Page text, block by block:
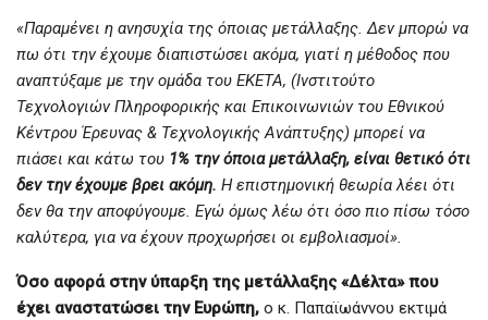
«Παραμένει η ανησυχία της όποιας μετάλλαξης. Δεν μπορώ να
πω ότι την έχουμε διαπιστώσει ακόμα, γιατί η μέθοδος που
αναπτύξαμε με την ομάδα του ΕΚΕΤΑ, (Ινστιτούτο
Τεχνολογιών Πληροφορικής και Επικοινωνιών του Εθνικού
Κέντρου Έρευνας & Τεχνολογικής Ανάπτυξης) μπορεί να
πιάσει και κάτω του 1% την όποια μετάλλαξη, είναι θετικό ότι
δεν την έχουμε βρει ακόμη. Η επιστημονική θεωρία λέει ότι
δεν θα την αποφύγουμε. Εγώ όμως λέω ότι όσο πιο πίσω τόσο
καλύτερα, για να έχουν προχωρήσει οι εμβολιασμοί».
Όσο αφορά στην ύπαρξη της μετάλλαξης «Δέλτα» που
έχει αναστατώσει την Ευρώπη, ο κ. Παπαϊωάννου εκτιμά